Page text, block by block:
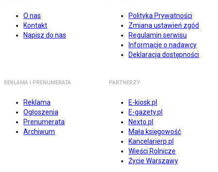
O nas
Kontakt
Napisz do nas
Polityka Prywatności
Zmiana ustawień zgód
Regulamin serwisu
Informacje o nadawcy
Deklaracja dostępności
REKLAMA I PRENUMERATA
Reklama
Ogłoszenia
Prenumerata
Archiwum
PARTNERZY
E-kiosk.pl
E-gazety.pl
Nexto.pl
Mała księgowość
Kancelarierp.pl
Wieści Rolnicze
Życie Warszawy